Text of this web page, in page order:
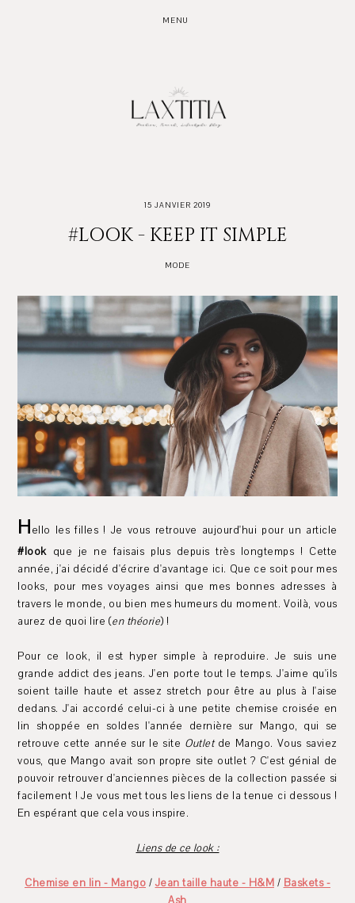
MENU
15 JANVIER 2019
#LOOK - KEEP IT SIMPLE
MODE
Hello les filles ! Je vous retrouve aujourd'hui pour un article
#lookque je ne faisais plus depuis très longtemps ! Cette
année, j'ai décidé d'écrire d'avantage ici. Que ce soit pour mes
looks, pour mes voyages ainsi que mes bonnes adresses à
travers le monde, ou bien mes humeurs du moment. Voilà, vous
aurez de quoi lire (en théorie) !
Pour ce look, il est hyper simple à reproduire. Je suis une
grande addict des jeans. J'en porte tout le temps. J'aime qu'ils
soient taille haute et assez stretch pour être au plus à l'aise
dedans. J'ai accordé celui-ci à une petite chemise croisée en
lin shoppée en soldes l'année dernière sur Mango, qui se
retrouve cette année sur le site Outletde Mango. Vous saviez
vous, que Mango avait son propre site outlet ? C'est génial de
pouvoir retrouver d'anciennes pièces de la collection passée si
facilement ! Je vous met tous les liens de la tenue ci dessous !
En espérant que cela vous inspire.
Liens de ce look :
Chemise en lin - Mango / Jean taille haute - H&M / Baskets -